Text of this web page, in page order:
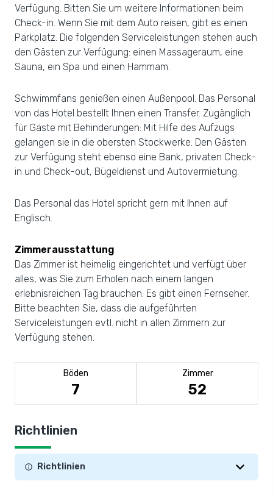
Verfügung. Bitten Sie um weitere Informationen beim
Check-in. Wenn Sie mit dem Auto reisen, gibt es einen
Parkplatz. Die folgenden Serviceleistungen stehen auch
den Gästen zur Verfügung: einen Massageraum, eine
Sauna, ein Spa und einen Hammam.
Schwimmfans genießen einen Außenpool. Das Personal
von das Hotel bestellt Ihnen einen Transfer. Zugänglich
für Gäste mit Behinderungen: Mit Hilfe des Aufzugs
gelangen sie in die obersten Stockwerke. Den Gästen
zur Verfügung steht ebenso eine Bank, privaten Check-
in und Check-out, Bügeldienst und Autovermietung.
Das Personal das Hotel spricht gern mit Ihnen auf
Englisch.
Zimmerausstattung
Das Zimmer ist heimelig eingerichtet und verfügt über
alles, was Sie zum Erholen nach einem langen
erlebnisreichen Tag brauchen. Es gibt einen Fernseher.
Bitte beachten Sie, dass die aufgeführten
Serviceleistungen evtl. nicht in allen Zimmern zur
Verfügung stehen.
Böden
7
Zimmer
52
Richtlinien
Richtlinien